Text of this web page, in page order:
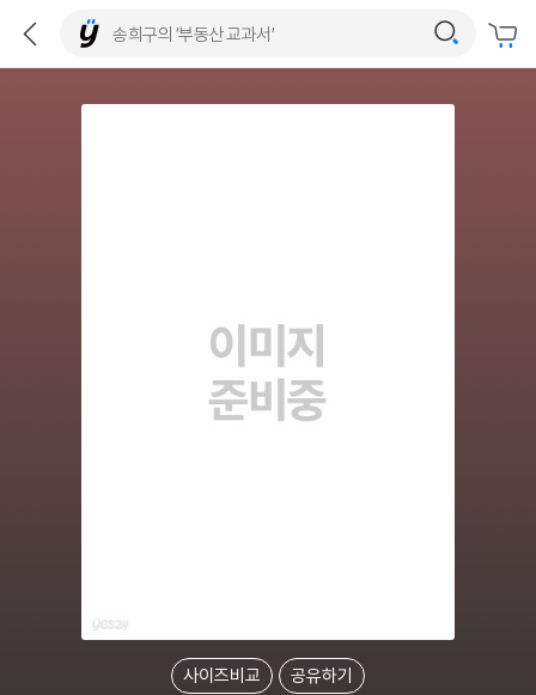
사이즈비교 공유하기